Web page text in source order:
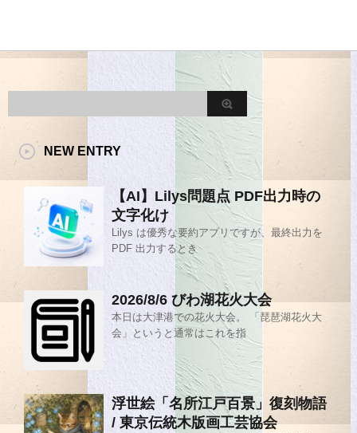
NEW ENTRY
【AI】Lilys問題点 PDF出力時の
文字化け
Lilys は優秀な要約アプリですが、最終出力を
PDF 出力するとき
2026/8/6 びわ湖花火大会
本日は大津港での花火大会。 「琵琶湖花火大
会」というと通常はこれを指
浮世絵「名所江戸百景」復刻物語
/ 東京伝統木版画工芸協会